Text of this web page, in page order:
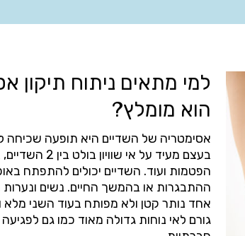
למי מתאים ניתוח תיקון
הוא מומלץ?
אסימטריה של השדיים היא תופעה שכיחה
בעצם מעיד על
הפטמות ועוד. השדיים יכולים להתפתח
ההתבגרות או בהמשך החיים. נשים ונערות
אחד נותר קטן ולא מפותח בעוד השני מלא
גורם לאי נוחות גדולה מאוד כמו גם